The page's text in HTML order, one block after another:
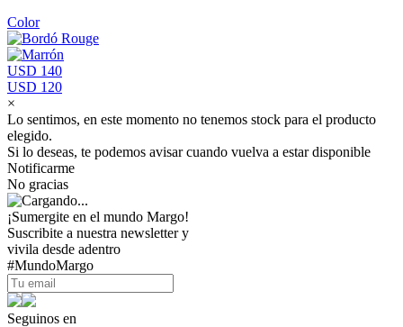
Color
USD 140
USD 120
×
Lo sentimos, en este momento no tenemos stock para el producto
elegido.
Si lo deseas, te podemos avisar cuando vuelva a estar disponible
Notificarme
No gracias
¡Sumergite en el mundo Margo!
Suscribite a nuestra newsletter y
vivila desde adentro
#MundoMargo
Seguinos en